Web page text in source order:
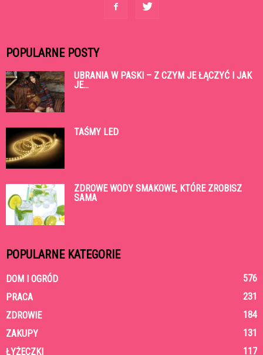
POPULARNE POSTY
UBRANIA W PASKI – Z CZYM JE ŁĄCZYĆ I JAK
JE...
TAŚMY LED
ZDROWE WODY SMAKOWE, KTÓRE ZROBISZ
SAMA
POPULARNE KATEGORIE
DOM I OGRÓD
576
PRACA
231
ZDROWIE
184
ZAKUPY
131
ŁYŻECZKI
117